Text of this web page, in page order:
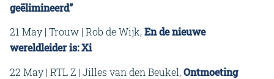
geëlimineerd”
21 May | Trouw | Rob de Wijk,En de nieuwe
wereldleider is: Xi
22 May | RTL Z | Jilles van den Beukel,Ontmoeting